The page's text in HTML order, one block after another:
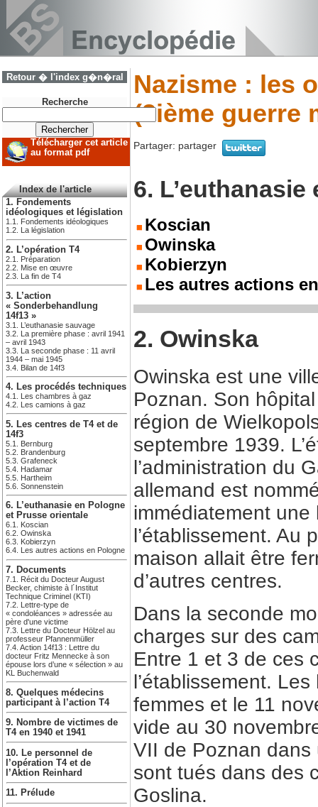
Retour � l'index g�n�ral
Recherche
Télécharger cet article
au format pdf
Index de l'article
1. Fondements
idéologiques et législation
1.1. Fondements idéologiques
1.2. La législation
2. L’opération T4
2.1. Préparation
2.2. Mise en œuvre
2.3. La fin de T4
3. L’action
« Sonderbehandlung
14f13 »
3.1. L’euthanasie sauvage
3.2. La première phase : avril 1941
– avril 1943
3.3. La seconde phase : 11 avril
1944 – mai 1945
3.4. Bilan de 14f3
4. Les procédés techniques
4.1. Les chambres à gaz
4.2. Les camions à gaz
5. Les centres de T4 et de
14f3
5.1. Bernburg
5.2. Brandenburg
5.3. Grafeneck
5.4. Hadamar
5.5. Hartheim
5.6. Sonnenstein
6. L’euthanasie en Pologne
et Prusse orientale
6.1. Koscian
6.2. Owinska
6.3. Kobierzyn
6.4. Les autres actions en Pologne
7. Documents
7.1. Récit du Docteur August
Becker, chimiste à l´Institut
Technique Criminel (KTI)
7.2. Lettre-type de
« condoléances » adressée au
père d'une victime
7.3. Lettre du Docteur Hölzel au
professeur Pfannenmüller
7.4. Action 14f13 : Lettre du
docteur Fritz Mennecke à son
épouse lors d’une « sélection » au
KL Buchenwald
8. Quelques médecins
participant à l’action T4
9. Nombre de victimes de
T4 en 1940 et 1941
10. Le personnel de
l’opération T4 et de
l’Aktion Reinhard
11. Prélude
Nazisme : les
(2ième guerre
Partager: partager
6.
Koscian
Owinska
Kobierzyn
Les autres actions
2. Owinska
Owinska est une
Poznan. Son
région de
septembre 1939.
l’administration du
allemand est
immédiatement
l’établissement. Au
maison allait être
d’autres centres.
Dans la seconde
charges sur des
Entre 1 et 3 de ces
l’établissement.
femmes et le 11
vide au 30
VII de Poznan dans
sont tués dans des
Goslina.